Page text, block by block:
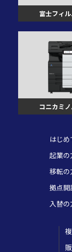
富士フィ
コニカミ
はじ
起業の
移転の
拠点開
入替の